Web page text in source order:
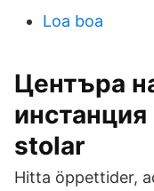
Loa boa
Центъра
stolar
Hitta öppettider,